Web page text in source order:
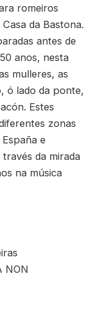
romeiros
da Bastona.
antes de
anos, nesta
mulleres, as
ó lado da ponte,
Estes
zonas
e
da mirada
na música
NON